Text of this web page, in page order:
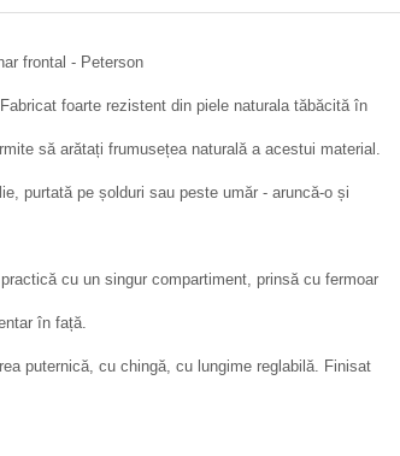
frontal - Peterson
foarte rezistent din piele naturala tăbăcită în
să arătați frumusețea naturală a acestui material.
purtată pe șolduri sau peste umăr - aruncă-o și
cu un singur compartiment, prinsă cu fermoar
în față.
puternică, cu chingă, cu lungime reglabilă. Finisat